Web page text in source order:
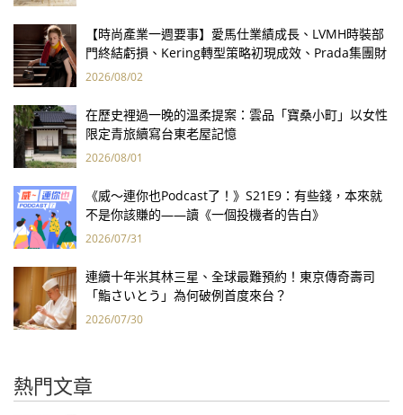
【時尚產業一週要事】愛馬仕業績成長、LVMH時裝部
門終結虧損、Kering轉型策略初現成效、Prada集團財
報亮眼
2026/08/02
在歷史裡過一晚的溫柔提案：雲品「寶桑小町」以女性
限定青旅續寫台東老屋記憶
2026/08/01
《威～連你也Podcast了！》S21E9：有些錢，本來就
不是你該賺的——讀《一個投機者的告白》
2026/07/31
連續十年米其林三星、全球最難預約！東京傳奇壽司
「鮨さいとう」為何破例首度來台？
2026/07/30
熱門文章